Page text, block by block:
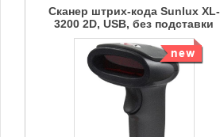
Сканер штрих-кода Sunlux XL-
3200 2D, USB, без подставки